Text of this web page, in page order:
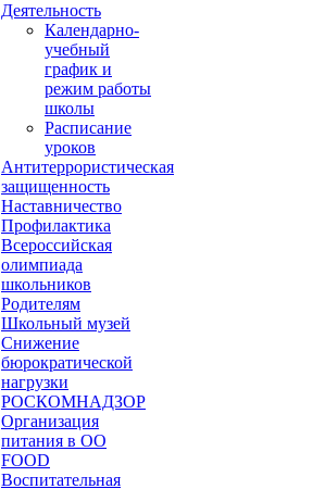
Деятельность
Календарно-
учебный
график и
режим работы
школы
Расписание
уроков
Антитеррористическая
защищенность
Наставничество
Профилактика
Всероссийская
олимпиада
школьников
Родителям
Школьный музей
Снижение
бюрократической
нагрузки
РОСКОМНАДЗОР
Организация
питания в ОО
FOOD
Воспитательная